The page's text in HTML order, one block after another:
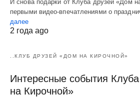
И снова подарки от Клуба друзей «Дом
первыми видео-впечатлениями о
далее
2 года ago
..КЛУБ ДРУЗЕЙ «ДОМ НА КИРОЧНОЙ»
Интересные события
на Кирочной»